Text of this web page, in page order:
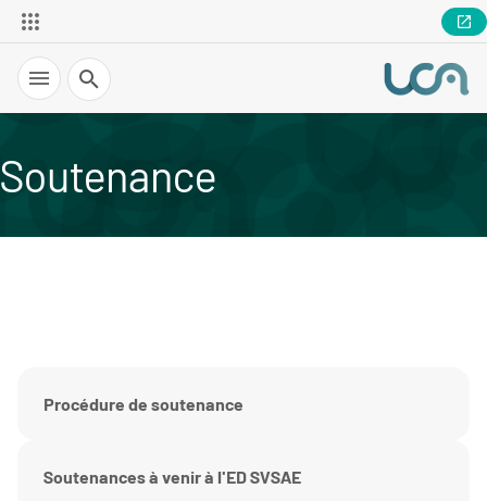
Recherche
Soutenance
Procédure de soutenance
Soutenances à venir à l'ED SVSAE